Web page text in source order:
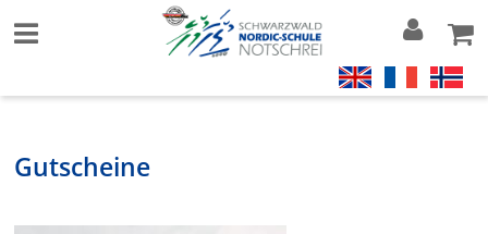
Gutscheine